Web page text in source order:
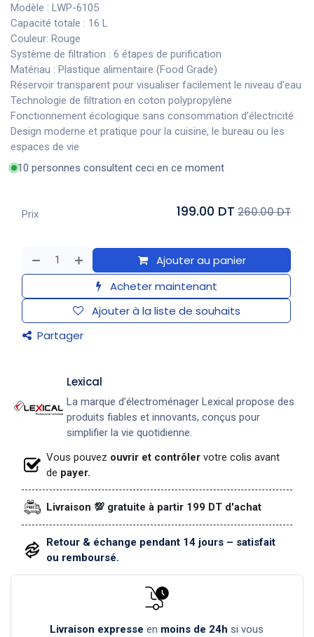
Modèle : LWP-6105
Capacité totale : 16 L
Couleur: Rouge
Système de filtration : 6 étapes de purification
Matériau : Plastique alimentaire (Food Grade)
Réservoir transparent pour visualiser facilement le niveau d’eau
Technologie de filtration en coton polypropylène
Fonctionnement écologique sans consommation d’électricité
Design moderne et pratique pour la cuisine, le bureau ou les
espaces de vie
10 personnes consultent ceci en ce moment
Ajouter au panier
Acheter maintenant
Ajouter à la liste de souhaits
Partager
Prix 199.00 DT 260.00 DT
Lexical
La marque d’électroménager Lexical propose des
produits fiables et innovants, conçus pour
simplifier la vie quotidienne.
Vous pouvez ouvrir et contrôler votre colis avant
de payer.
Livraison 💯 gratuite à partir 199 DT d'achat
Retour & échange pendant 14 jours – satisfait
ou remboursé.
Livraison expresse en moins de 24h si vous